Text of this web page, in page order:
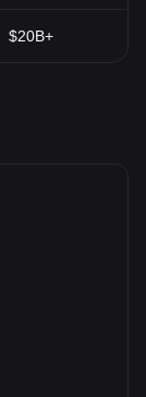
$20B+